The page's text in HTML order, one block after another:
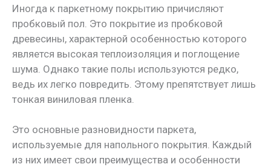
Иногда к паркетному покрытию причисляют
пробковый пол. Это покрытие из пробковой
древесины, характерной особенностью которого
является высокая теплоизоляция и поглощение
шума. Однако такие полы используются редко,
ведь их легко повредить. Этому препятствует лишь
тонкая виниловая пленка.
Это основные разновидности паркета,
используемые для напольного покрытия. Каждый
из них имеет свои преимущества и особенности